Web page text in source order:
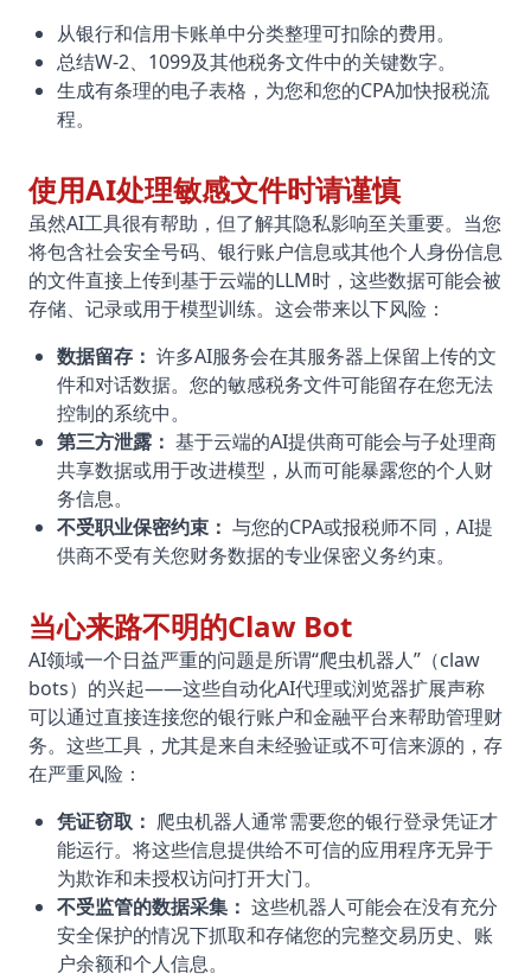
从银行和信用卡账单中分类整理可扣除的费用。
总结W-2、1099及其他税务文件中的关键数字。
生成有条理的电子表格，为您和您的CPA加快报税流
程。
使用AI处理敏感文件时请谨慎
虽然AI工具很有帮助，但了解其隐私影响至关重要。当您
将包含社会安全号码、银行账户信息或其他个人身份信息
的文件直接上传到基于云端的LLM时，这些数据可能会被
存储、记录或用于模型训练。这会带来以下风险：
数据留存： 许多AI服务会在其服务器上保留上传的文
件和对话数据。您的敏感税务文件可能留存在您无法
控制的系统中。
第三方泄露： 基于云端的AI提供商可能会与子处理商
共享数据或用于改进模型，从而可能暴露您的个人财
务信息。
不受职业保密约束： 与您的CPA或报税师不同，AI提
供商不受有关您财务数据的专业保密义务约束。
当心来路不明的Claw Bot
AI领域一个日益严重的问题是所谓“爬虫机器人”（claw
bots）的兴起——这些自动化AI代理或浏览器扩展声称
可以通过直接连接您的银行账户和金融平台来帮助管理财
务。这些工具，尤其是来自未经验证或不可信来源的，存
在严重风险：
凭证窃取： 爬虫机器人通常需要您的银行登录凭证才
能运行。将这些信息提供给不可信的应用程序无异于
为欺诈和未授权访问打开大门。
不受监管的数据采集： 这些机器人可能会在没有充分
安全保护的情况下抓取和存储您的完整交易历史、账
户余额和个人信息。